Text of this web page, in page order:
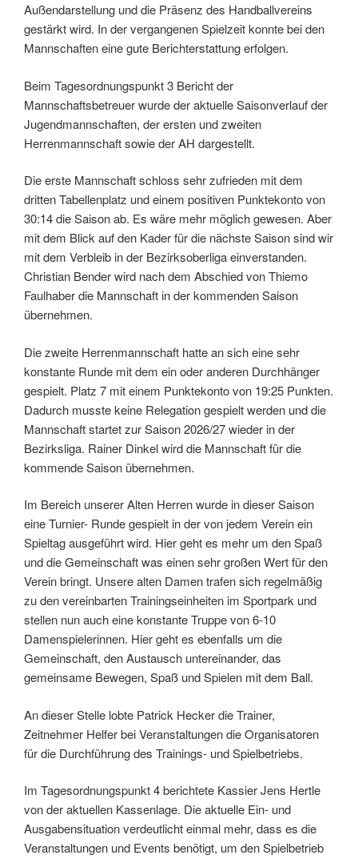
Außendarstellung und die Präsenz des Handballvereins
gestärkt wird. In der vergangenen Spielzeit konnte bei den
Mannschaften eine gute Berichterstattung erfolgen.
Beim Tagesordnungspunkt 3 Bericht der
Mannschaftsbetreuer wurde der aktuelle Saisonverlauf der
Jugendmannschaften, der ersten und zweiten
Herrenmannschaft sowie der AH dargestellt.
Die erste Mannschaft schloss sehr zufrieden mit dem
dritten Tabellenplatz und einem positiven Punktekonto von
30:14 die Saison ab. Es wäre mehr möglich gewesen. Aber
mit dem Blick auf den Kader für die nächste Saison sind wir
mit dem Verbleib in der Bezirksoberliga einverstanden.
Christian Bender wird nach dem Abschied von Thiemo
Faulhaber die Mannschaft in der kommenden Saison
übernehmen.
Die zweite Herrenmannschaft hatte an sich eine sehr
konstante Runde mit dem ein oder anderen Durchhänger
gespielt. Platz 7 mit einem Punktekonto von 19:25 Punkten.
Dadurch musste keine Relegation gespielt werden und die
Mannschaft startet zur Saison 2026/27 wieder in der
Bezirksliga. Rainer Dinkel wird die Mannschaft für die
kommende Saison übernehmen.
Im Bereich unserer Alten Herren wurde in dieser Saison
eine Turnier- Runde gespielt in der von jedem Verein ein
Spieltag ausgeführt wird. Hier geht es mehr um den Spaß
und die Gemeinschaft was einen sehr großen Wert für den
Verein bringt. Unsere alten Damen trafen sich regelmäßig
zu den vereinbarten Trainingseinheiten im Sportpark und
stellen nun auch eine konstante Truppe von 6-10
Damenspielerinnen. Hier geht es ebenfalls um die
Gemeinschaft, den Austausch untereinander, das
gemeinsame Bewegen, Spaß und Spielen mit dem Ball.
An dieser Stelle lobte Patrick Hecker die Trainer,
Zeitnehmer Helfer bei Veranstaltungen die Organisatoren
für die Durchführung des Trainings- und Spielbetriebs.
Im Tagesordnungspunkt 4 berichtete Kassier Jens Hertle
von der aktuellen Kassenlage. Die aktuelle Ein- und
Ausgabensituation verdeutlicht einmal mehr, dass es die
Veranstaltungen und Events benötigt, um den Spielbetrieb